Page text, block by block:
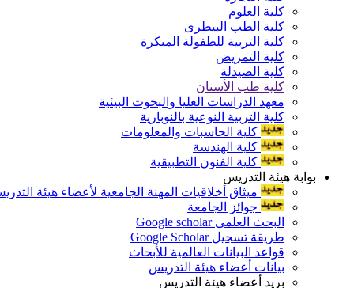
كلية العلوم
كلية الطب البيطرى
كلية التربية للطفولة المبكرة
كلية التمريض
كلية الصيدلة
كلية طب الأسنان
معهد الدراسات العليا والبحوث البيئية
كلية التربية النوعية بالنوبارية
كلية الحاسبات والمعلومات
كلية الهندسة
كلية الفنون التطبيقية
بوابة هيئة التدريس
ميثاق أخلاقيات المهنة الجامعية لأعضاء هيئة
جوائز الجامعة
البحث العلمى Google scholar
طريقة تسجيل Google Scholar
قواعد البيانات العالمية للأبحاث
بيانات أعضاء هيئة التدريس
بريد أعضاء هيئة التدريس